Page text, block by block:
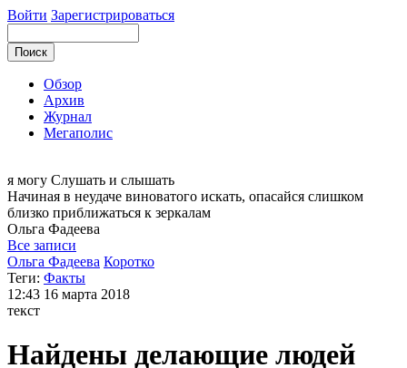
Войти Зарегистрироваться
Обзор
Архив
Журнал
Мегаполис
я могу Слушать и слышать
Начиная в неудаче виноватого искать, опасайся слишком
близко приближаться к зеркалам
Ольга Фадеева
Все записи
Ольга Фадеева Коротко
Теги: Факты
12:43 16 марта 2018
текст
Найдены делающие людей